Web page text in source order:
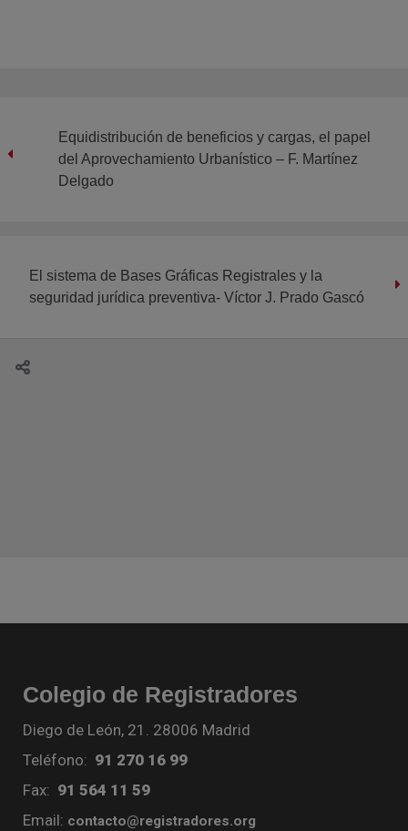
Equidistribución de beneficios y cargas, el papel
del Aprovechamiento Urbanístico – F. Martínez
Delgado
El sistema de Bases Gráficas Registrales y la
seguridad jurídica preventiva- Víctor J. Prado Gascó
Colegio de Registradores
Diego de León, 21. 28006 Madrid
Teléfono: 91 270 16 99
Fax: 91 564 11 59
Email: contacto@registradores.org